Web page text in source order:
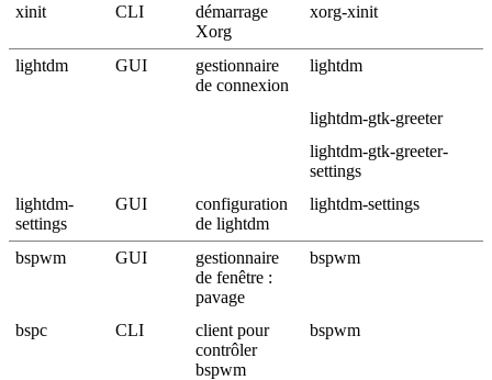
xinit
CLI
démarrage
Xorg
xorg-xinit
lightdm GUI
gestionnaire
de connexion
lightdm
lightdm-gtk-greeter
lightdm-gtk-greeter-
settings
lightdm-
settings
GUI
configuration
de lightdm
lightdm-settings
bspwm GUI
gestionnaire
de fenêtre :
pavage
bspwm
bspc CLI
client pour
contrôler
bspwm
bspwm